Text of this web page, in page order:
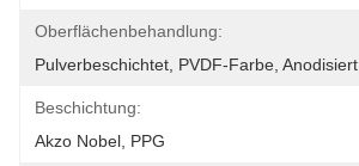
Oberflächenbehandlung:
Pulverbeschichtet, PVDF-Farbe, Anodisiert
Beschichtung:
Akzo Nobel, PPG